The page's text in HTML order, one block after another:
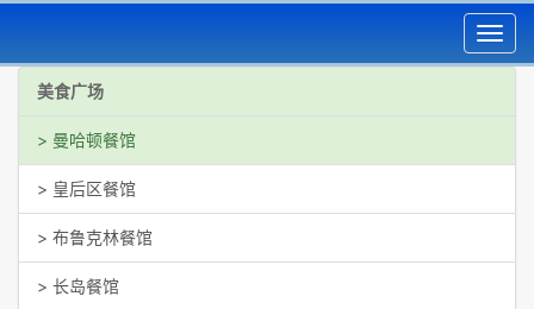
美食广场
> 曼哈顿餐馆
> 皇后区餐馆
> 布鲁克林餐馆
> 长岛餐馆